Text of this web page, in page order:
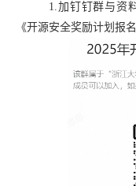
1.加钉钉群与资
《开源安全奖励计划报名